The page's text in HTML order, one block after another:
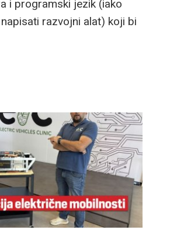
i programski jezik (iako
razvojni alat) koji bi